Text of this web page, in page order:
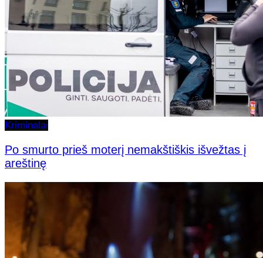
Kriminalai
Po smurto prieš moterį nemakštiškis išvežtas į
areštinę